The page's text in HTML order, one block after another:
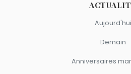
Aujourd'hui
Demain
Anniversaires